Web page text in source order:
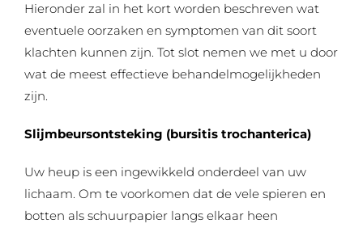
Hieronder zal in het kort worden beschreven wat
eventuele oorzaken en symptomen van dit soort
klachten kunnen zijn. Tot slot nemen we met u door
wat de meest effectieve behandelmogelijkheden
zijn.
Slijmbeursontsteking (bursitis trochanterica)
Uw heup is een ingewikkeld onderdeel van uw
lichaam. Om te voorkomen dat de vele spieren en
botten als schuurpapier langs elkaar heen